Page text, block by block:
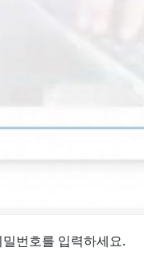
번호를 입력하세요.